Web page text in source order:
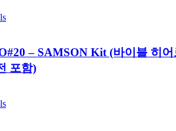
– SAMSON Kit (바이블 히어
포함)